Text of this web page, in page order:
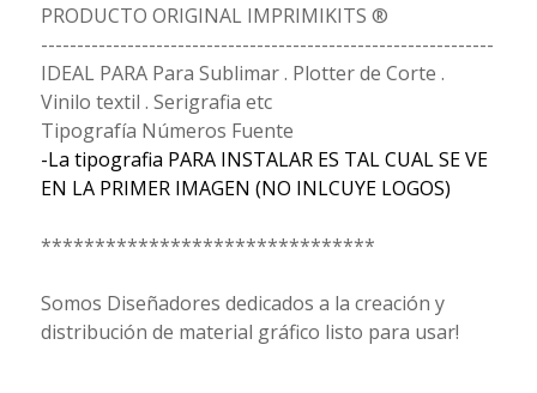
PRODUCTO ORIGINAL IMPRIMIKITS ®
---------------------------------------------------------------
IDEAL PARA Para Sublimar . Plotter de Corte .
Vinilo textil . Serigrafia etc
Tipografía Números Fuente
-La tipografia PARA INSTALAR ES TAL CUAL SE VE
EN LA PRIMER IMAGEN (NO INLCUYE LOGOS)
*******************************
Somos Diseñadores dedicados a la creación y
distribución de material gráfico listo para usar!